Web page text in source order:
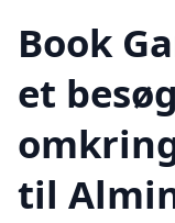
Book
et
til